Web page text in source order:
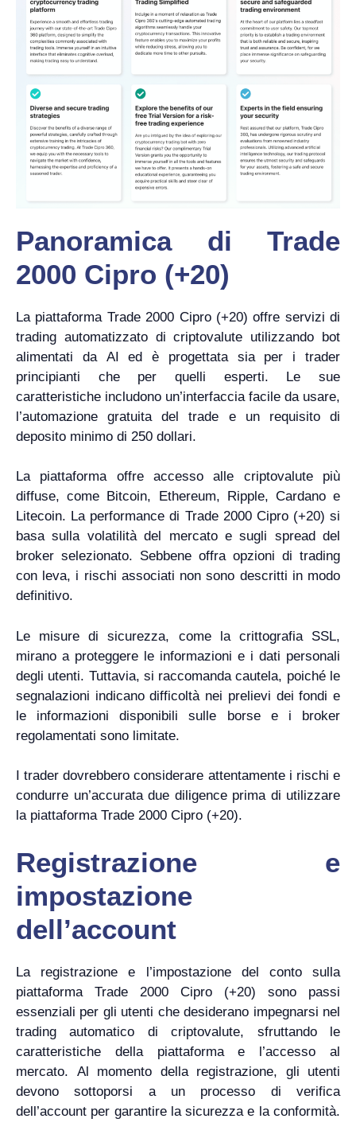
Panoramica di Trade
2000 Cipro (+20)
La piattaforma Trade 2000 Cipro (+20) offre servizi di
trading automatizzato di criptovalute utilizzando bot
alimentati da AI ed è progettata sia per i trader
principianti che per quelli esperti. Le sue
caratteristiche includono un’interfaccia facile da usare,
l’automazione gratuita del trade e un requisito di
deposito minimo di 250 dollari.
La piattaforma offre accesso alle criptovalute più
diffuse, come Bitcoin, Ethereum, Ripple, Cardano e
Litecoin. La performance di Trade 2000 Cipro (+20) si
basa sulla volatilità del mercato e sugli spread del
broker selezionato. Sebbene offra opzioni di trading
con leva, i rischi associati non sono descritti in modo
definitivo.
Le misure di sicurezza, come la crittografia SSL,
mirano a proteggere le informazioni e i dati personali
degli utenti. Tuttavia, si raccomanda cautela, poiché le
segnalazioni indicano difficoltà nei prelievi dei fondi e
le informazioni disponibili sulle borse e i broker
regolamentati sono limitate.
I trader dovrebbero considerare attentamente i rischi e
condurre un’accurata due diligence prima di utilizzare
la piattaforma Trade 2000 Cipro (+20).
Registrazione e
impostazione
dell’account
La registrazione e l’impostazione del conto sulla
piattaforma Trade 2000 Cipro (+20) sono passi
essenziali per gli utenti che desiderano impegnarsi nel
trading automatico di criptovalute, sfruttando le
caratteristiche della piattaforma e l’accesso al
mercato. Al momento della registrazione, gli utenti
devono sottoporsi a un processo di verifica
dell’account per garantire la sicurezza e la conformità.